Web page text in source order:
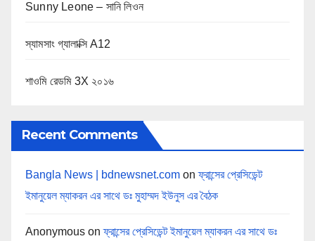
Sunny Leone – সানি লিওন
স্যামসাং গ্যালাক্সি A12
শাওমি রেডমি 3X ২০১৬
Recent Comments
Bangla News | bdnewsnet.com onফ্রান্সের প্রেসিডেন্ট
ইমানুয়েল ম্যাকরন এর সাথে ডঃ মুহাম্মদ ইউনুস এর বৈঠক
Anonymous onফ্রান্সের প্রেসিডেন্ট ইমানুয়েল ম্যাকরন এর সাথে ডঃ